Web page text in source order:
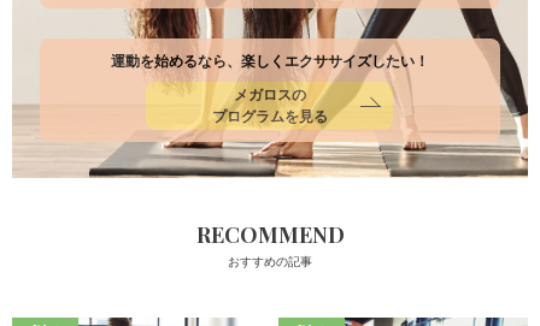
運動を始めるなら、楽しくエクササイズしたい！
メガロスの
プログラムを見る
RECOMMEND
おすすめの記事